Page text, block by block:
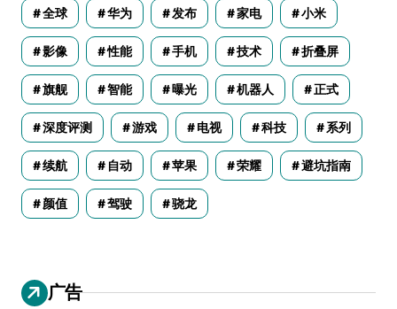
全球 华为 发布 家电 小米
影像 性能 手机 技术 折叠屏
旗舰 智能 曝光 机器人 正式
深度评测 游戏 电视 科技 系列
续航 自动 苹果 荣耀 避坑指南
颜值 驾驶 骁龙
广告